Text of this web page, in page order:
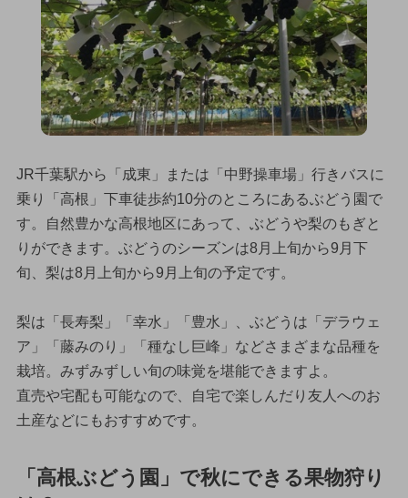
JR千葉駅から「成東」または「中野操車場」行きバスに
乗り「高根」下車徒歩約10分のところにあるぶどう園で
す。自然豊かな高根地区にあって、ぶどうや梨のもぎと
りができます。ぶどうのシーズンは8月上旬から9月下
旬、梨は8月上旬から9月上旬の予定です。
梨は「長寿梨」「幸水」「豊水」、ぶどうは「デラウェ
ア」「藤みのり」「種なし巨峰」などさまざまな品種を
栽培。みずみずしい旬の味覚を堪能できますよ。
直売や宅配も可能なので、自宅で楽しんだり友人へのお
土産などにもおすすめです。
「高根ぶどう園」で秋にできる果物狩り